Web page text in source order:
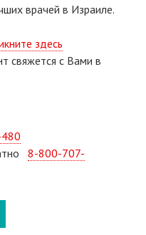
врачей в Израиле.
здесь
свяжeтся с Вами в
8-800-707-